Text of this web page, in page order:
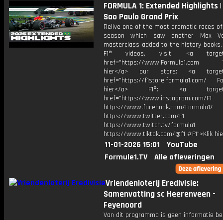
FORMULA 1: Extended Highlights
Sao Paulo Grand Prix
Relive one of the most dramatic races
season which saw another Max
masterclass added to the history
F1® videos, visit: <a
href="https://www.Formula1.com
hier</a> our store: <a
href="https://f1store.formula1.com/
hier</a> F1®: <a
href="https://www.instagram.com/F1
https://www.facebook.com/Formula1/
https://www.twitter.com/F1
https://www.twitch.tv/formula1
https://www.tiktok.com/@f1 #F1">Klik
11-01-2026 15:01
YouTube
Formule1.TV
Alle afleveringen
Vriendenloterij Eredivisie:
Samenvatting sc Heerenveen -
Feyenoord
Van dit programma is geen informatie